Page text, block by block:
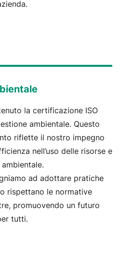
la certificazione ISO
ambientale. Questo
riflette il nostro impegno
nell’uso delle risorse e
ad adottare pratiche
rispettano le normative
promuovendo un futuro
tutti.